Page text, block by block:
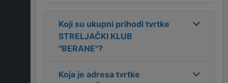
Koji su ukupni prihodi tvrtke
STRELJAČKI KLUB
"BERANE"?
Koja je adresa tvrtke